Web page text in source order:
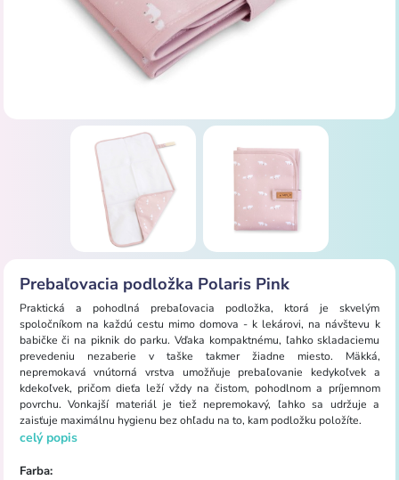
Prebaľovacia podložka Polaris Pink
Praktická a pohodlná prebaľovacia podložka, ktorá je skvelým
spoločníkom na každú cestu mimo domova - k lekárovi, na návštevu k
babičke či na piknik do parku. Vďaka kompaktnému, ľahko skladaciemu
prevedeniu nezaberie v taške takmer žiadne miesto. Mäkká,
nepremokavá vnútorná vrstva umožňuje prebaľovanie kedykoľvek a
kdekoľvek, pričom dieťa leží vždy na čistom, pohodlnom a príjemnom
povrchu. Vonkajší materiál je tiež nepremokavý, ľahko sa udržuje a
zaisťuje maximálnu hygienu bez ohľadu na to, kam podložku položíte.
celý popis
Farba: